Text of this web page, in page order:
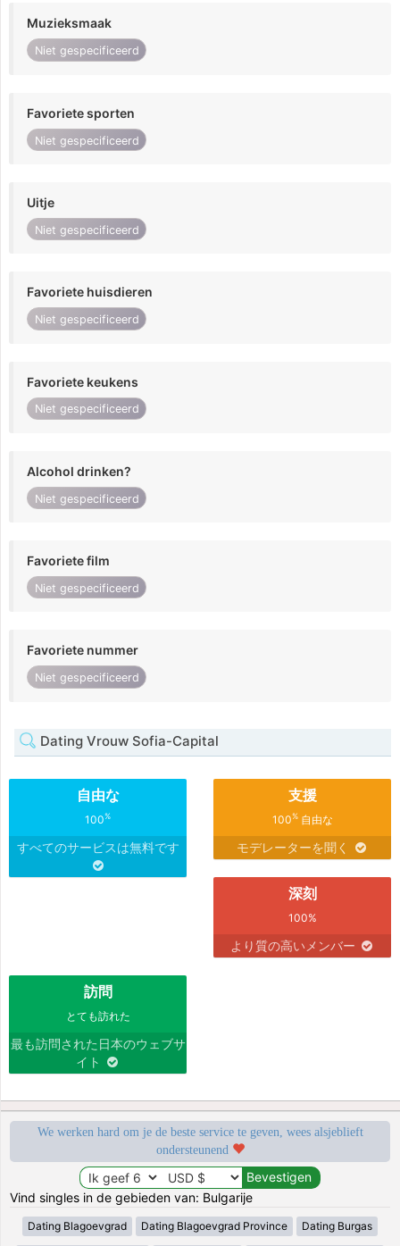
Muzieksmaak
Niet gespecificeerd
Favoriete sporten
Niet gespecificeerd
Uitje
Niet gespecificeerd
Favoriete huisdieren
Niet gespecificeerd
Favoriete keukens
Niet gespecificeerd
Alcohol drinken?
Niet gespecificeerd
Favoriete film
Niet gespecificeerd
Favoriete nummer
Niet gespecificeerd
Dating Vrouw Sofia-Capital
自由な
100%
すべてのサービスは無料です
支援
100%自由な
モデレーターを聞く
深刻
100%
より質の高いメンバー
訪問
とても訪れた
最も訪問された日本のウェブサ
イト
We werken hard om je de beste service te geven, wees alsjeblieft
ondersteunend
Vind singles in de gebieden van: Bulgarije
Dating Blagoevgrad Dating Blagoevgrad Province Dating Burgas